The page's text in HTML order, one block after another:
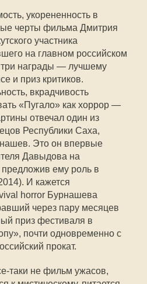
укорененность в
черты фильма Дмитрия
участника
на главном российском
три награды — лучшему
и приз критиков.
вкрадчивость
«Пугало» как хоррор —
отвечал один из
Республики Саха,
Это он впервые
Давыдова на
ему роль в
И кажется
horror Бурнашева
через пару месяцев
приз фестиваля в
почти одновременно с
прокат.
таки не фильм ужасов,